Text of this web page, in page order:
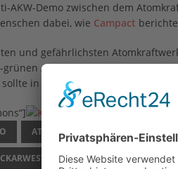
AKW-Demo zwischen dem
dabei, wie Campact
und gefährlichsten
Atomkonsens für 2011 bzw.
in jedem Falle wieder
ATOMKATASTROPHE JAPAN
ATOMKRAFTWERKE